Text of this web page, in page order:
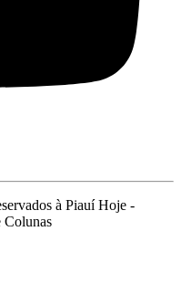
à Piauí Hoje -